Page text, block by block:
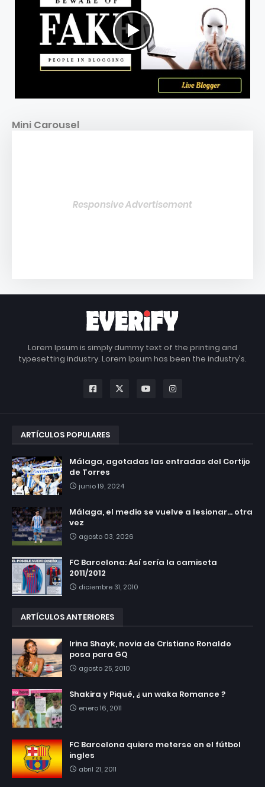
Mini Carousel
Responsive Advertisement
Lorem Ipsum is simply dummy text of the printing and
typesetting industry. Lorem Ipsum has been the industry's.
ARTÍCULOS POPULARES
Málaga, agotadas las entradas del Cortijo
de Torres
junio 19, 2024
Málaga, el medio se vuelve a lesionar... otra
vez
agosto 03, 2026
FC Barcelona: Así sería la camiseta
2011/2012
diciembre 31, 2010
ARTÍCULOS ANTERIORES
Irina Shayk, novia de Cristiano Ronaldo
posa para GQ
agosto 25, 2010
Shakira y Piqué, ¿ un waka Romance ?
enero 16, 2011
FC Barcelona quiere meterse en el fútbol
ingles
abril 21, 2011